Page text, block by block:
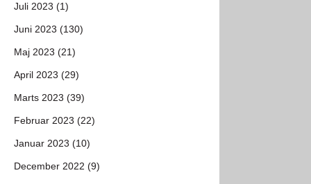
Juli 2023 (1)
Juni 2023 (130)
Maj 2023 (21)
April 2023 (29)
Marts 2023 (39)
Februar 2023 (22)
Januar 2023 (10)
December 2022 (9)